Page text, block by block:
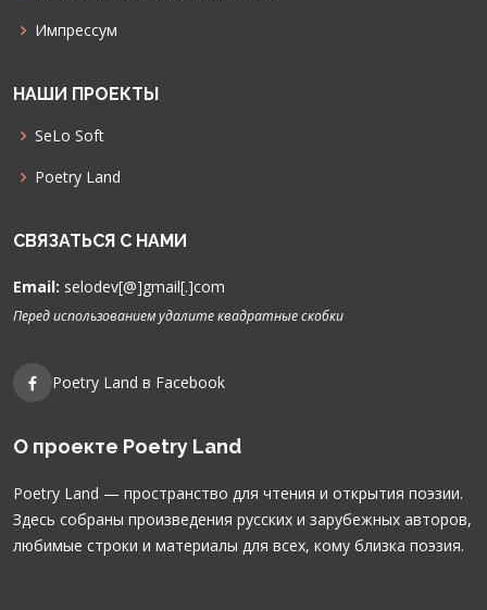
Импрессум
НАШИ ПРОЕКТЫ
SeLo Soft
Poetry Land
СВЯЗАТЬСЯ С НАМИ
Email: selodev[@]gmail[.]com
Перед использованием удалите квадратные скобки
Poetry Land в Facebook
О проекте Poetry Land
Poetry Land — пространство для чтения и открытия поэзии.
Здесь собраны произведения русских и зарубежных авторов,
любимые строки и материалы для всех, кому близка поэзия.